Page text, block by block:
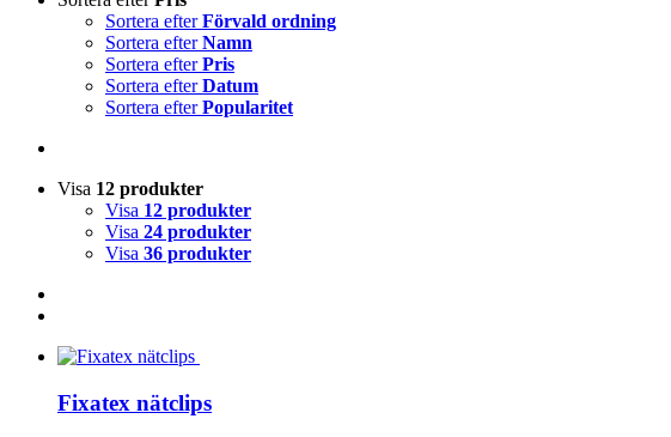
Sortera efterFörvald ordning
Sortera efterNamn
Sortera efterPris
Sortera efterDatum
Sortera efterPopularitet
Visa 12 produkter
Visa 12 produkter
Visa 24 produkter
Visa 36 produkter
Fixatex nätclips